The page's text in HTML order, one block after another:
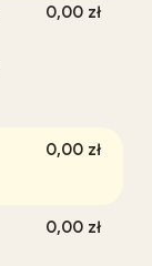
0,00 zł
0,00 zł
0,00 zł